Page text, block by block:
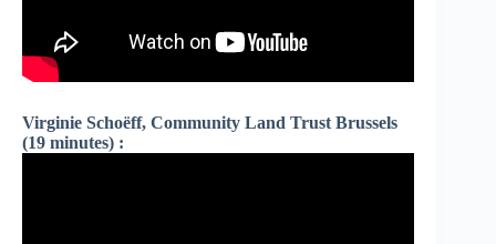
Virginie Schoëff, Community Land Trust Brussels
(19 minutes) :